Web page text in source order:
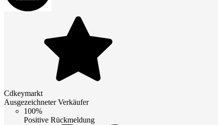
Cdkeymarkt
Ausgezeichneter Verkäufer
100%
Positive Rückmeldung